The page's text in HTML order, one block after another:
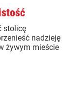
stolicę
nadzieję
żywym mieście